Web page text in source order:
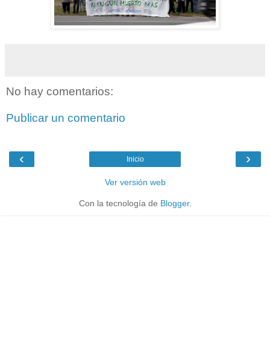
No hay comentarios:
Publicar un comentario
‹ ›
Inicio
Ver versión web
Con la tecnología de Blogger.